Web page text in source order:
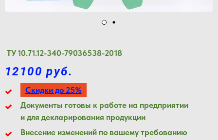
ТУ 10.71.12-340-79036538-2018
12100 руб.
Скидки до 25%
Документы готовы к работе на предприятии
и для декларирования продукции
Внесение изменений по вашему требованию